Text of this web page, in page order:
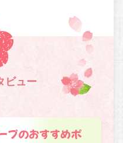
ビュー
プのおすすめポ